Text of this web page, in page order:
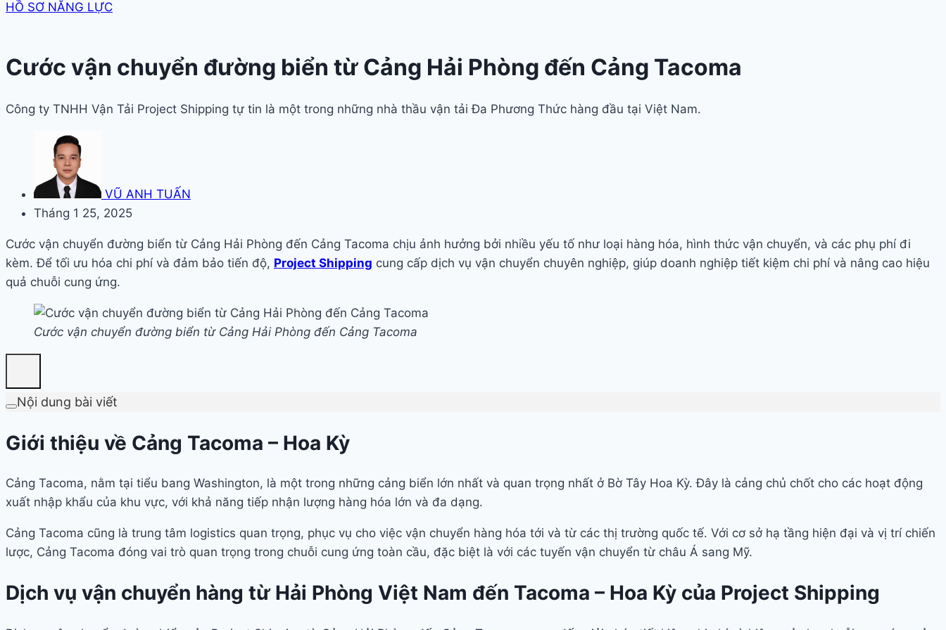
HỒ SƠ NĂNG LỰC
Cước vận chuyển đường biển từ Cảng Hải Phòng đến Cảng Tacoma
Công ty TNHH Vận Tải Project Shipping tự tin là một trong những nhà thầu vận tải Đa Phương Thức hàng đầu tại Việt Nam.
VŨ ANH TUẤN
Tháng 1 25, 2025
Cước vận chuyển đường biển từ Cảng Hải Phòng đến Cảng Tacoma chịu ảnh hưởng bởi nhiều yếu tố như loại hàng hóa, hình thức vận chuyển, và các phụ phí đi
kèm. Để tối ưu hóa chi phí và đảm bảo tiến độ, Project Shipping cung cấp dịch vụ vận chuyển chuyên nghiệp, giúp doanh nghiệp tiết kiệm chi phí và nâng cao hiệu
quả chuỗi cung ứng.
Cước vận chuyển đường biển từ Cảng Hải Phòng đến Cảng Tacoma
Nội dung bài viết
Giới thiệu về Cảng Tacoma – Hoa Kỳ
Cảng Tacoma, nằm tại tiểu bang Washington, là một trong những cảng biển lớn nhất và quan trọng nhất ở Bờ Tây Hoa Kỳ. Đây là cảng chủ chốt cho các hoạt động
xuất nhập khẩu của khu vực, với khả năng tiếp nhận lượng hàng hóa lớn và đa dạng.
Cảng Tacoma cũng là trung tâm logistics quan trọng, phục vụ cho việc vận chuyển hàng hóa tới và từ các thị trường quốc tế. Với cơ sở hạ tầng hiện đại và vị trí chiến
lược, Cảng Tacoma đóng vai trò quan trọng trong chuỗi cung ứng toàn cầu, đặc biệt là với các tuyến vận chuyển từ châu Á sang Mỹ.
Dịch vụ vận chuyển hàng từ Hải Phòng Việt Nam đến Tacoma – Hoa Kỳ của Project Shipping